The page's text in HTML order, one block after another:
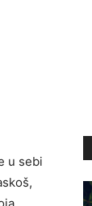
u sebi